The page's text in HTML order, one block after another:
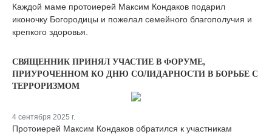
Каждой маме протоиерей Максим Кондаков подарил
иконочку Богородицы и пожелал семейного благополучия и
крепкого здоровья.
СВЯЩЕННИК ПРИНЯЛ УЧАСТИЕ В ФОРУМЕ,
ПРИУРОЧЕННОМ КО ДНЮ СОЛИДАРНОСТИ В БОРЬБЕ С
ТЕРРОРИЗМОМ
4 сентября 2025 г.
Протоиерей Максим Кондаков обратился к участникам